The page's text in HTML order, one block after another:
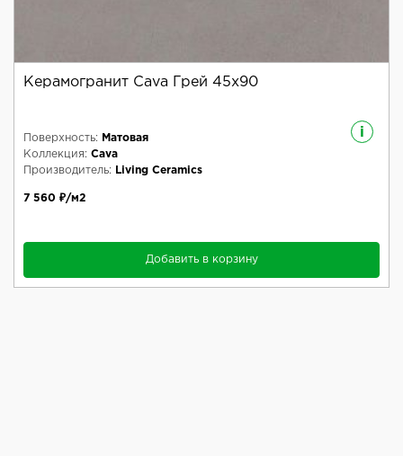
Керамогранит Cava Грей 45x90
i
Поверхность:
Матовая
Коллекция: Cava
Производитель:
Living Ceramics
7 560 ₽/м2
Добавить в корзину